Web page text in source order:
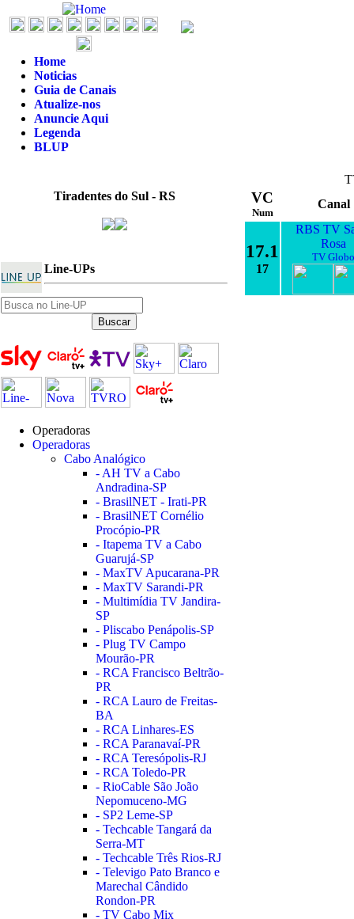
Home
Noticias
Guia de Canais
Atualize-nos
Anuncie Aqui
Legenda
BLUP
Tiradentes do Sul - RS
Line-UPs
Operadoras
Operadoras
Cabo Analógico
- AH TV a Cabo
Andradina-SP
- BrasilNET - Irati-PR
- BrasilNET Cornélio
Procópio-PR
- Itapema TV a Cabo
Guarujá-SP
- MaxTV Apucarana-PR
- MaxTV Sarandi-PR
- Multimídia TV Jandira-
SP
- Pliscabo Penápolis-SP
- Plug TV Campo
Mourão-PR
- RCA Francisco Beltrão-
PR
- RCA Lauro de Freitas-
BA
- RCA Linhares-ES
- RCA Paranavaí-PR
- RCA Teresópolis-RJ
- RCA Toledo-PR
- RioCable São João
Nepomuceno-MG
- SP2 Leme-SP
- Techcable Tangará da
Serra-MT
- Techcable Três Rios-RJ
- Televigo Pato Branco e
Marechal Cândido
Rondon-PR
- TV Cabo Mix
VC
Num
Canal
17.1
17
RBS TV
Rosa
TV Globo